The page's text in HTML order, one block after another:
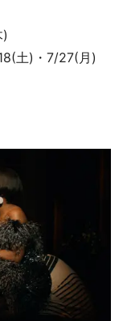
土)・7/27(月)